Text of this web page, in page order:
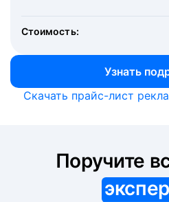
Стоимость:
Узнать
Скачать прайс-лист